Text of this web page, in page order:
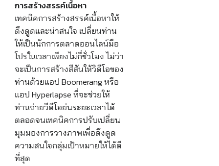
การสร้างสรรค์เนื้อหา
เทคนิคการสร้างสรรค์เนื้อหาให้
ดึงดูดและน่าสนใจ เปลี่ยนท่าน
ให้เป็นนักการตลาดออนไลน์มือ
โปรในเวลาเพียงไม่กี่ชั่วโมง ไม่ว่า
จะเป็นการสร้างสีสันให้วิดีโอของ
ท่านด้วยแอป Boomerang หรือ
แอป Hyperlapse ที่จะช่วยให้
ท่านถ่ายวีดีโอย่นระยะเวลาได้
ตลอดจนเทคนิคการปรับเปลี่ยน
มุมมองการวางภาพเพื่อดึงดูด
ความสนใจกลุ่มเป้าหมายให้ได้ดี
ที่สุด